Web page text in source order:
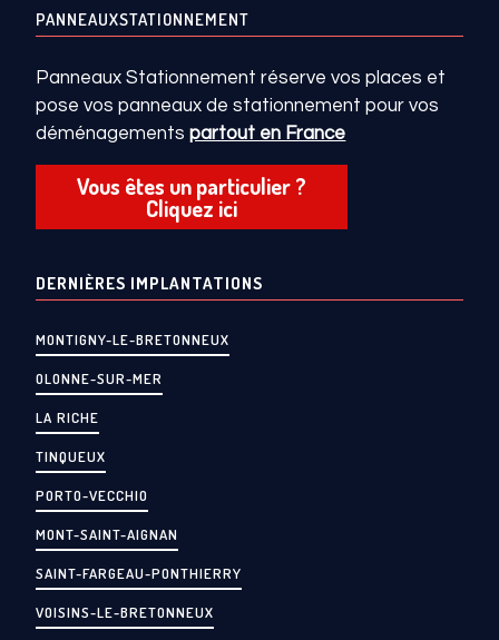
PANNEAUXSTATIONNEMENT
Panneaux Stationnement réserve vos places et
pose vos panneaux de stationnement pour vos
déménagementspartout en France
Vous êtes un particulier ?
Cliquez ici
DERNIÈRES IMPLANTATIONS
MONTIGNY-LE-BRETONNEUX
OLONNE-SUR-MER
LA RICHE
TINQUEUX
PORTO-VECCHIO
MONT-SAINT-AIGNAN
SAINT-FARGEAU-PONTHIERRY
VOISINS-LE-BRETONNEUX